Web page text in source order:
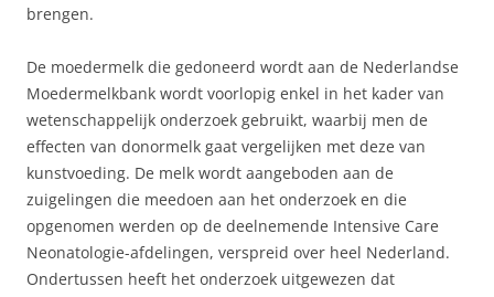
brengen.
De moedermelk die gedoneerd wordt aan de Nederlandse
Moedermelkbank wordt voorlopig enkel in het kader van
wetenschappelijk onderzoek gebruikt, waarbij men de
effecten van donormelk gaat vergelijken met deze van
kunstvoeding. De melk wordt aangeboden aan de
zuigelingen die meedoen aan het onderzoek en die
opgenomen werden op de deelnemende Intensive Care
Neonatologie-afdelingen, verspreid over heel Nederland.
Ondertussen heeft het onderzoek uitgewezen dat